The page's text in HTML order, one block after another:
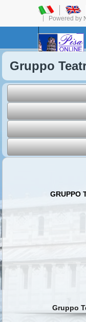
Powered by
Gruppo
GRUPPO
Gruppo